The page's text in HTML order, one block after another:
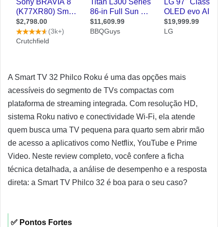
A Smart TV 32 Philco Roku é uma das opções mais
acessíveis do segmento de TVs compactas com
plataforma de streaming integrada. Com resolução HD,
sistema Roku nativo e conectividade Wi-Fi, ela atende
quem busca uma TV pequena para quarto sem abrir mão
de acesso a aplicativos como Netflix, YouTube e Prime
Video. Neste review completo, você confere a ficha
técnica detalhada, a análise de desempenho e a resposta
direta: a Smart TV Philco 32 é boa para o seu caso?
✅ Pontos Fortes